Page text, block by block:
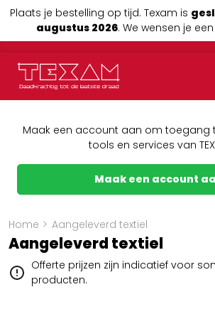
Plaats je bestelling op tijd. Texam is
augustus 2026. We wensen je
Maak een account aan om toegang
tools en services van
Maak een account
Home > Aangeleverd textiel
Aangeleverd textiel
Offerte prijzen zijn indicatief voor
producten.